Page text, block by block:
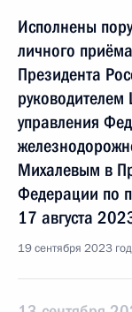
Исполнены
личного
Президента
руководителем
управления
Михалевым в
Федерации по
17 августа
19 сентября 2023